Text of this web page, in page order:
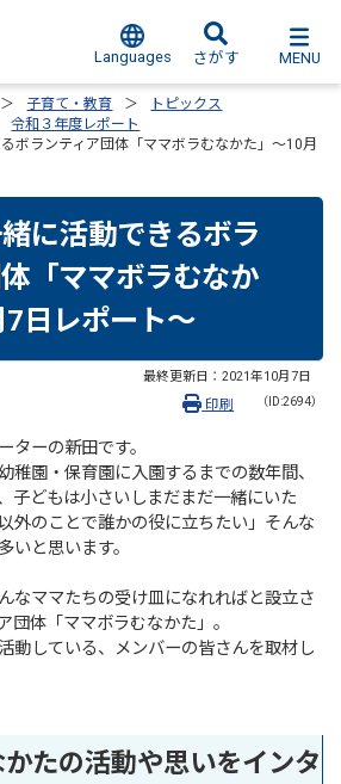
Languages さがす MENU
子育て・教育
トピックス
令和３年度レポート
ボランティア団体「ママボラむなかた」～10月
に活動できるボラ
「ママボラむなか
日レポート～
最終更新日： 2021年10月7日
（ID:2694）
印刷
ターの新田です。
稚園・保育園に入園するまでの数年間、
子どもは小さいしまだまだ一緒にいた
外のことで誰かの役に立ちたい」そんな
いと思います。
なママたちの受け皿になれればと設立さ
団体「ママボラむなかた」。
動している、メンバーの皆さんを取材し
たの活動や思いをインタ